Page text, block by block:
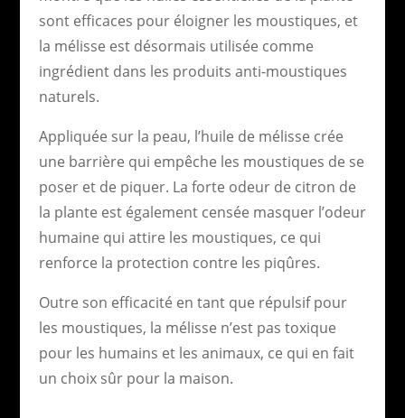
sont efficaces pour éloigner les moustiques, et
la mélisse est désormais utilisée comme
ingrédient dans les produits anti-moustiques
naturels.
Appliquée sur la peau, l’huile de mélisse crée
une barrière qui empêche les moustiques de se
poser et de piquer. La forte odeur de citron de
la plante est également censée masquer l’odeur
humaine qui attire les moustiques, ce qui
renforce la protection contre les piqûres.
Outre son efficacité en tant que répulsif pour
les moustiques, la mélisse n’est pas toxique
pour les humains et les animaux, ce qui en fait
un choix sûr pour la maison.